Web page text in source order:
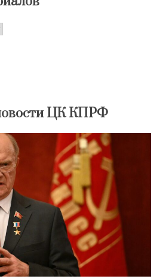
ЦК КПРФ